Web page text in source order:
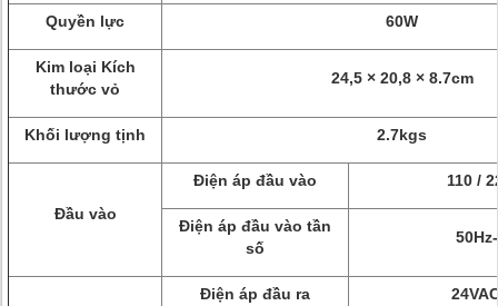
Quyền lực 60W
Kim loại Kích
thước vỏ
24,5 × 20,8 × 8.7cm
Khối lượng tịnh 2.7kgs
Đầu vào
Điện áp đầu vào 110 /
Điện áp đầu vào tần
số
Điện áp đầu ra